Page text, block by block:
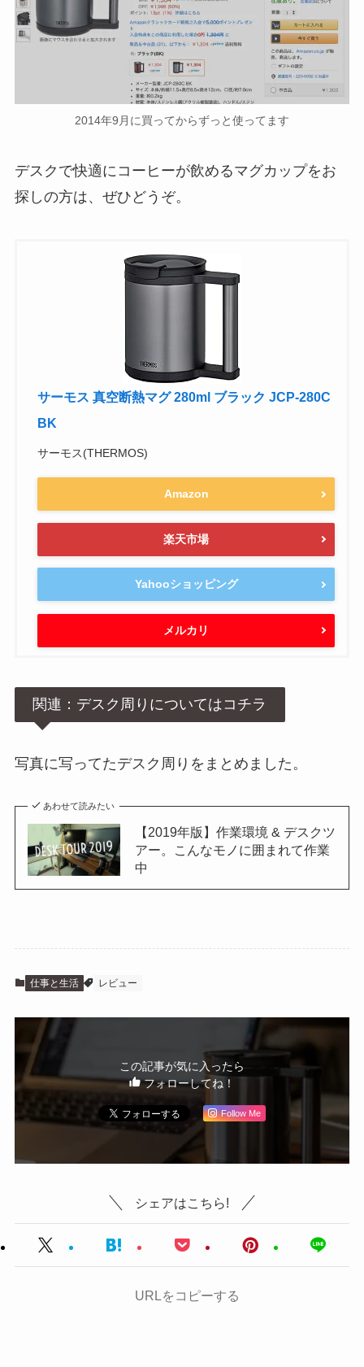
2014年9月に買ってからずっと使ってます
デスクで快適にコーヒーが飲めるマグカップをお
探しの方は、ぜひどうぞ。
サーモス 真空断熱マグ 280ml ブラック JCP-280C
BK
サーモス(THERMOS)
Amazon
楽天市場
Yahooショッピング
メルカリ
関連：デスク周りについてはコチラ
写真に写ってたデスク周りをまとめました。
あわせて読みたい
【2019年版】作業環境 & デスクツ
アー。こんなモノに囲まれて作業
中
仕事と生活 レビュー
この記事が気に入ったら
フォローしてね！
Follow Me
シェアはこちら!
URLをコピーする